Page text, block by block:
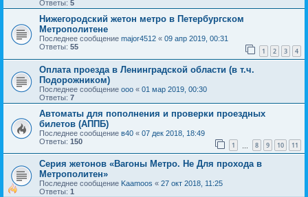
Ответы: 5
Нижегородский жетон метро в Петербургском
Метрополитене
Последнее сообщение major4512 « 09 апр 2019, 00:31
Ответы: 55 1 2 3 4
Оплата проезда в Ленинградской области (в т.ч.
Подорожником)
Последнее сообщение ooo « 01 мар 2019, 00:30
Ответы: 7
Автоматы для пополнения и проверки проездных
билетов (АППБ)
Последнее сообщение в40 « 07 дек 2018, 18:49
Ответы: 150 1 8 9 10 11
Серия жетонов «Вагоны Метро. Не Для прохода в
Метрополитен»
Последнее сообщение Kaamoos « 27 окт 2018, 11:25
Ответы: 1